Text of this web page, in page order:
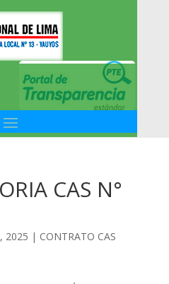
CAS N°
2025 | CONTRATO CAS